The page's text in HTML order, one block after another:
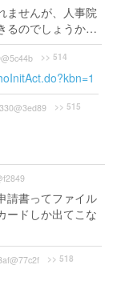
ませんが、人事院
るのでしょうか…
>> 514
>> 515
請書ってファイル
ードしか出てこな
>> 518